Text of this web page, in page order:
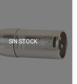
SIN STOCK